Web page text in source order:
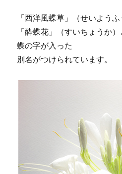
「西洋風蝶草」（せいようふ
「酔蝶花」（すいちょうか
蝶の字が入った
別名がつけられています。